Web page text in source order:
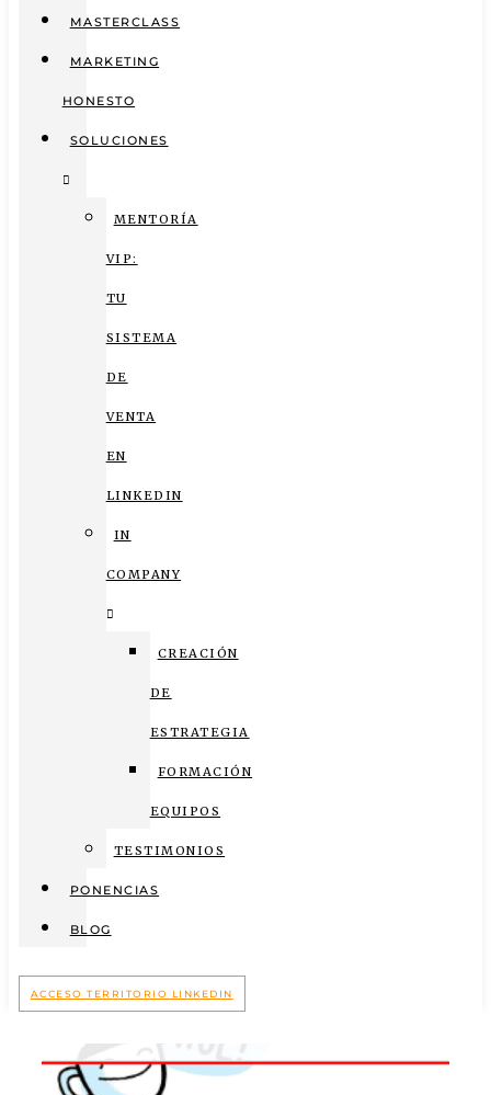
MASTERCLASS
MARKETING
HONESTO
SOLUCIONES
MENTORÍA
VIP:
TU
SISTEMA
DE
VENTA
EN
LINKEDIN
IN
COMPANY
CREACIÓN
DE
ESTRATEGIA
FORMACIÓN
EQUIPOS
TESTIMONIOS
PONENCIAS
BLOG
ACCESO TERRITORIO LINKEDIN